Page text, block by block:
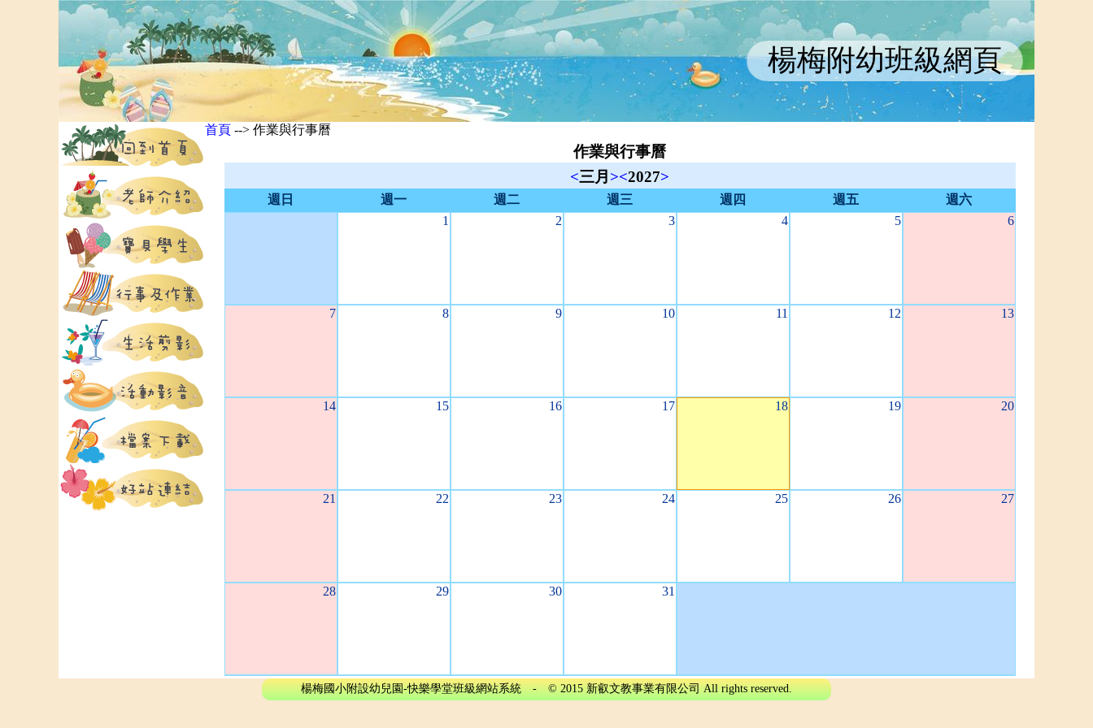
楊梅附幼班級網頁
首頁 --> 作業與行事曆
作業與行事曆
<三月 ><2027>
週日 週一 週二 週三 週四 週五
週六
1
2 3 4 5 6
7 8 9 10 11 12 13
14 15 16 17 18 19 20
21 22 23 24 25 26 27
28 29 30 31
楊梅國小附設幼兒園-快樂學堂班級網站系統 - © 2015 新叡文教事業有限公司 All rights reserved.